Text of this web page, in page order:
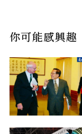
你可能感興趣